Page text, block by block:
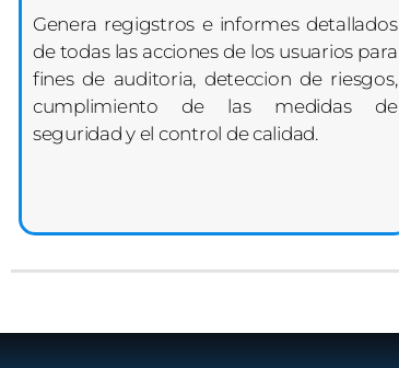
Genera regigstros e informes detallados
de todas las acciones de los usuarios para
fines de auditoria, deteccion de riesgos,
cumplimiento de las medidas de
seguridad y el control de calidad.